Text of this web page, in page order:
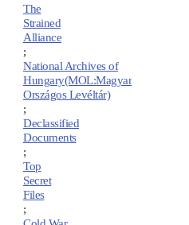
The
Strained
Alliance
;
National Archives of
Hungary(MOL:Magyar
Országos Levéltár)
;
Declassified
Documents
;
Top
Secret
Files
;